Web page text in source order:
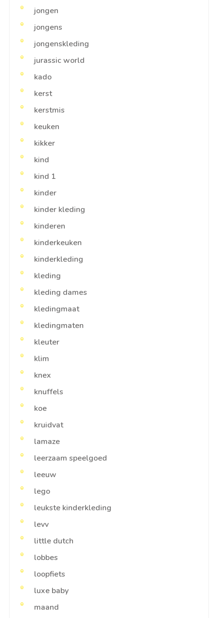
jongen
jongens
jongenskleding
jurassic world
kado
kerst
kerstmis
keuken
kikker
kind
kind 1
kinder
kinder kleding
kinderen
kinderkeuken
kinderkleding
kleding
kleding dames
kledingmaat
kledingmaten
kleuter
klim
knex
knuffels
koe
kruidvat
lamaze
leerzaam speelgoed
leeuw
lego
leukste kinderkleding
levv
little dutch
lobbes
loopfiets
luxe baby
maand